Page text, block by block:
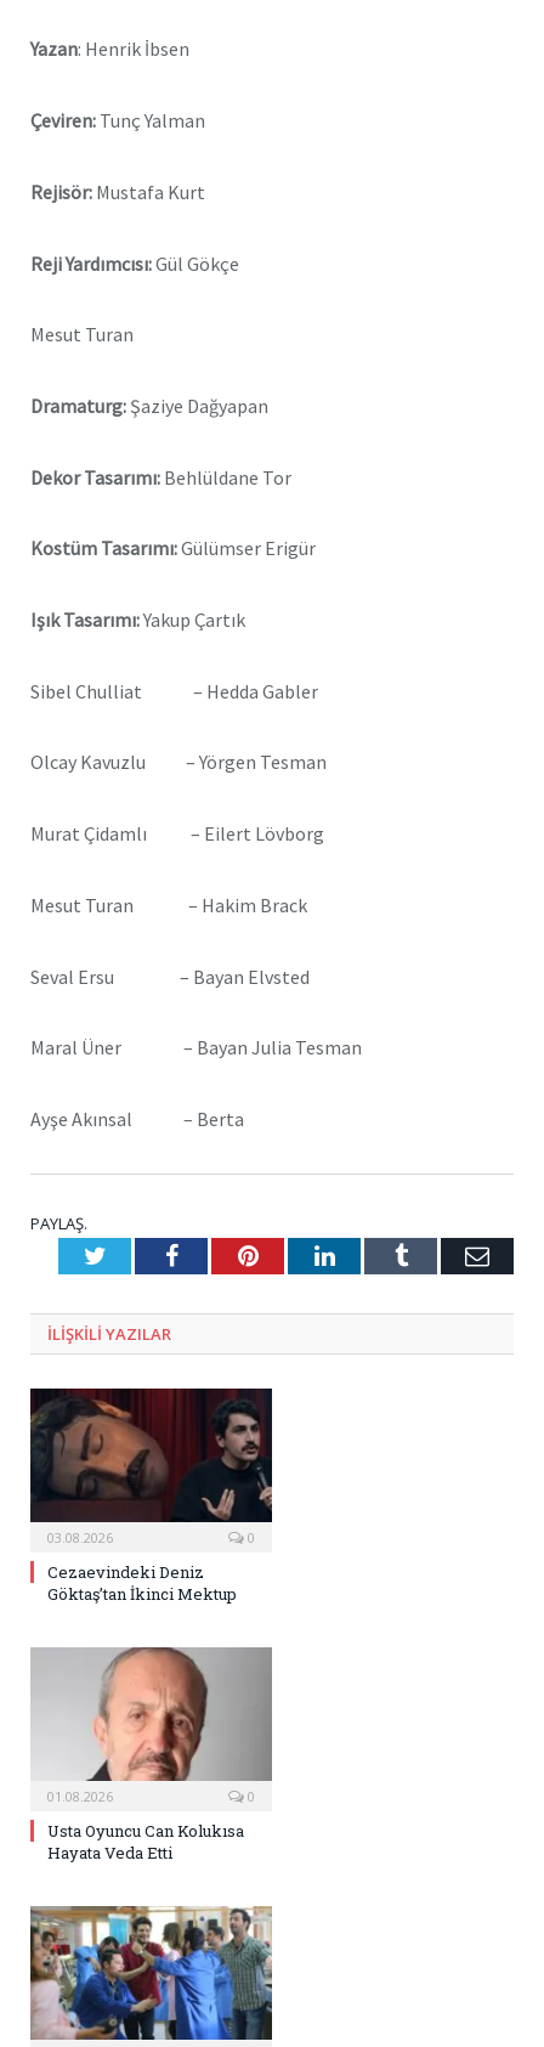
Yazan: Henrik İbsen
Çeviren: Tunç Yalman
Rejisör: Mustafa Kurt
Reji Yardımcısı:Gül Gökçe
Mesut Turan
Dramaturg: Şaziye Dağyapan
Dekor Tasarımı: Behlüldane Tor
Kostüm Tasarımı:Gülümser Erigür
Işık Tasarımı:Yakup Çartık
Sibel Chulliat – Hedda Gabler
Olcay Kavuzlu – Yörgen Tesman
Murat Çidamlı – Eilert Lövborg
Mesut Turan – Hakim Brack
Seval Ersu – Bayan Elvsted
Maral Üner – Bayan Julia Tesman
Ayşe Akınsal – Berta
PAYLAŞ.
TwitterFacebookPinterestLinkedInTumblr E-
ILIŞKILI YAZILAR
03.08.2026 0
Cezaevindeki Deniz
Göktaş’tan İkinci Mektup
01.08.2026 0
Usta Oyuncu Can Kolukısa
Hayata Veda Etti